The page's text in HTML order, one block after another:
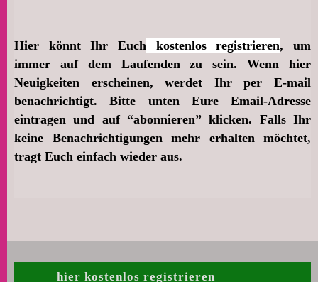
Hier könnt Ihr Euch kostenlos registrieren, um
immer auf dem Laufenden zu sein.Wenn hier
Neuigkeiten erscheinen, werdet Ihr per E-mail
benachrichtigt.Bitte unten Eure Email-Adresse
eintragen und auf “abonnieren” klicken. Falls Ihr
keine Benachrichtigungen mehr erhalten möchtet,
tragt Euch einfach wieder aus.
hier kostenlos registrieren